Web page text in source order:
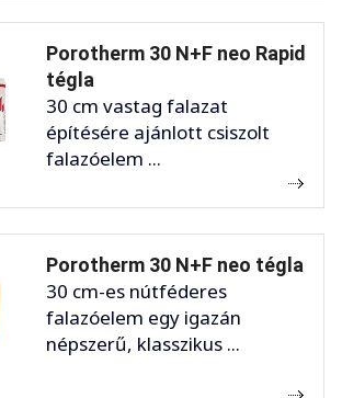
Porotherm 30 N+F neo Rapid
tégla
30 cm vastag falazat
építésére ajánlott csiszolt
falazóelem ...
Porotherm 30 N+F neo tégla
30 cm-es nútféderes
falazóelem egy igazán
népszerű, klasszikus ...